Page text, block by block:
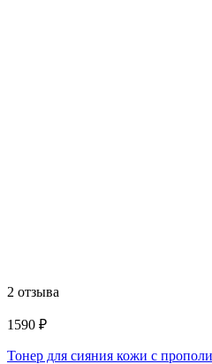
2 отзыва
1590 ₽
Тонер для сияния кожи с